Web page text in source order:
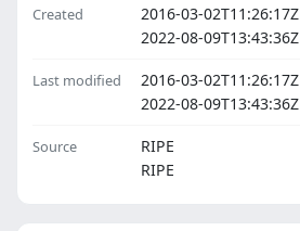
Created
2016-03-02T11:26:17Z
2022-08-09T13:43:36Z
Last modified
2016-03-02T11:26:17Z
2022-08-09T13:43:36Z
Source
RIPE
RIPE